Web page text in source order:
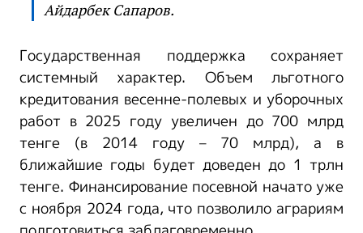
Айдарбек Сапаров.
Государственная поддержка сохраняет
системный характер. Объем льготного
кредитования весенне-полевых и уборочных
работ в 2025 году увеличен до 700 млрд
тенге (в 2014 году – 70 млрд), а в
ближайшие годы будет доведен до 1 трлн
тенге. Финансирование посевной начато уже
с ноября 2024 года, что позволило аграриям